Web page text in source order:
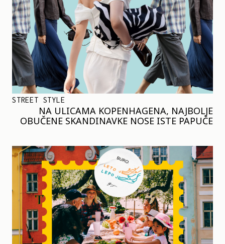
STREET STYLE
NA ULICAMA KOPENHAGENA, NAJBOLJE
OBUČENE SKANDINAVKE NOSE ISTE PAPUČE